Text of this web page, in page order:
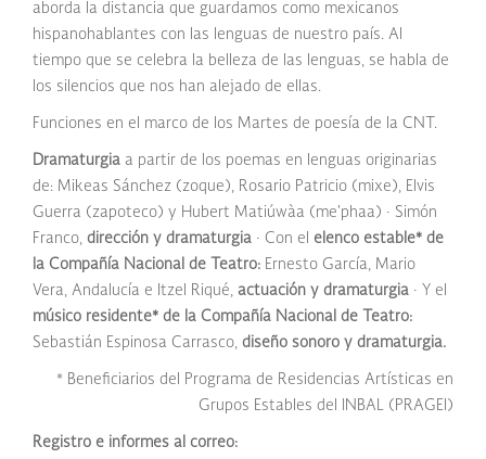
aborda la distancia que guardamos como mexicanos
hispanohablantes con las lenguas de nuestro país. Al
tiempo que se celebra la belleza de las lenguas, se habla de
los silencios que nos han alejado de ellas.
Funciones en el marco de los Martes de poesía de la CNT.
Dramaturgia a partir de los poemas en lenguas originarias
de: Mikeas Sánchez (zoque), Rosario Patricio (mixe), Elvis
Guerra (zapoteco) y Hubert Matiúwàa (me'phaa) ∙ Simón
Franco, dirección y dramaturgia ∙ Con el
elenco estable* de
la Compañía Nacional de Teatro: Ernesto García, Mario
Vera, Andalucía e Itzel Riqué, actuación y dramaturgia ∙ Y el
músico residente* de la Compañía Nacional de Teatro:
Sebastián Espinosa Carrasco, diseño sonoro y dramaturgia.
* Beneficiarios del Programa de Residencias Artísticas en
Grupos Estables del INBAL (PRAGEI)
Registro e informes al correo: